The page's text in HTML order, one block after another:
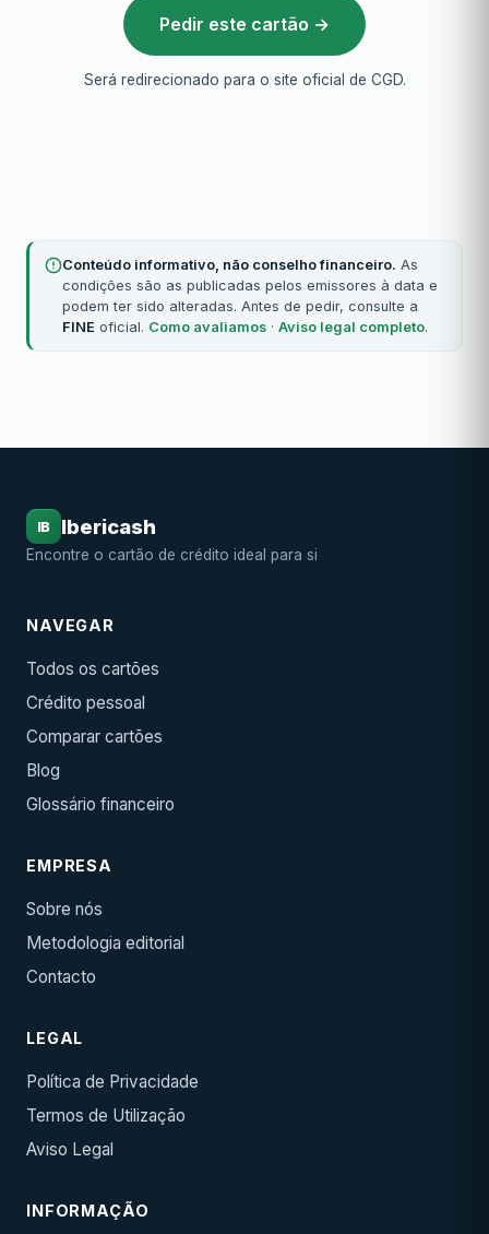
Pedir este cartão →
Será redirecionado para o site oficial de CGD.
Conteúdo informativo, não conselho financeiro. As
condições são as publicadas pelos emissores à data e
podem ter sido alteradas. Antes de pedir, consulte a
FINE oficial. Como avaliamos · Aviso legal completo.
IB Ibericash
Encontre o cartão de crédito ideal para si
NAVEGAR
Todos os cartões
Crédito pessoal
Comparar cartões
Blog
Glossário financeiro
EMPRESA
Sobre nós
Metodologia editorial
Contacto
LEGAL
Política de Privacidade
Termos de Utilização
Aviso Legal
INFORMAÇÃO